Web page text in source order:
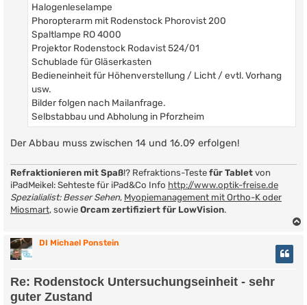
Halogenleselampe
Phoropterarm mit Rodenstock Phorovist 200
Spaltlampe RO 4000
Projektor Rodenstock Rodavist 524/01
Schublade für Gläserkasten
Bedieneinheit für Höhenverstellung / Licht / evtl. Vorhang
usw.
Bilder folgen nach Mailanfrage.
Selbstabbau und Abholung in Pforzheim
Der Abbau muss zwischen 14 und 16.09 erfolgen!
Refraktionieren mit Spaß!? Refraktions-Teste für Tablet von
iPadMeikel: Sehteste für iPad&Co Info http://www.optik-freise.de
Spezialialist: Besser Sehen, Myopiemanagement mit Ortho-K oder
Miosmart, sowie Orcam zertifiziert für LowVision.
DI Michael Ponstein
Re: Rodenstock Untersuchungseinheit - sehr
guter Zustand